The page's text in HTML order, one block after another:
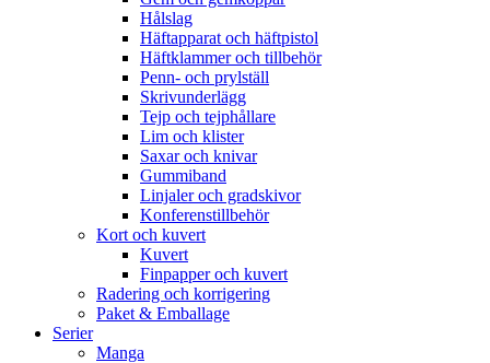
Hålslag
Häftapparat och häftpistol
Häftklammer och tillbehör
Penn- och prylställ
Skrivunderlägg
Tejp och tejphållare
Lim och klister
Saxar och knivar
Gummiband
Linjaler och gradskivor
Konferenstillbehör
Kort och kuvert
Kuvert
Finpapper och kuvert
Radering och korrigering
Paket & Emballage
Serier
Manga